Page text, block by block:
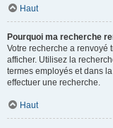
Haut
Pourquoi ma recherche
Votre recherche a renvoyé
afficher. Utilisez la
termes employés et dans
effectuer une recherche.
Haut